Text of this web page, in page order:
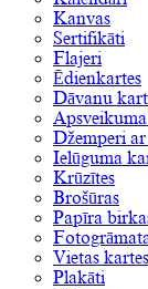
Kanvas
Sertifikāti
Flajeri
Ēdienkartes
Dāvanu
Džemperi
Ielūguma
Krūzītes
Brošūras
Papīra
Vietas kartes
Plakāti